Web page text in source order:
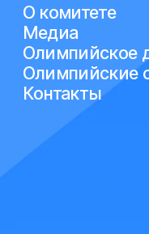
О комитете
Медиа
Олимпийское
Олимпийские
Контакты